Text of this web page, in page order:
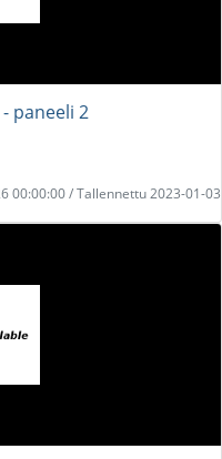
paneeli 2
00:00:00 / Tallennettu 2023-01-03